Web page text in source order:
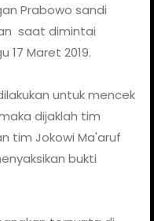
Prabowo sandi
saat dimintai
17 Maret 2019.
untuk mencek
dijaklah tim
tim Jokowi Ma'aruf
bukti